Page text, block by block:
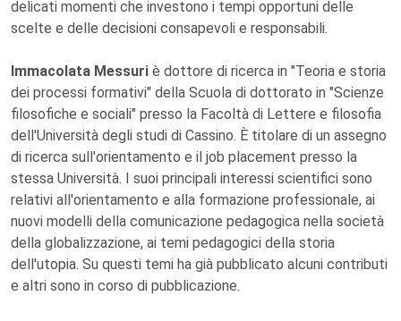
delicati momenti che investono i tempi opportuni delle
scelte e delle decisioni consapevoli e responsabili.
Immacolata Messuri è dottore di ricerca in "Teoria e storia
dei processi formativi" della Scuola di dottorato in "Scienze
filosofiche e sociali" presso la Facoltà di Lettere e filosofia
dell'Università degli studi di Cassino. È titolare di un assegno
di ricerca sull'orientamento e il job placement presso la
stessa Università. I suoi principali interessi scientifici sono
relativi all'orientamento e alla formazione professionale, ai
nuovi modelli della comunicazione pedagogica nella società
della globalizzazione, ai temi pedagogici della storia
dell'utopia. Su questi temi ha già pubblicato alcuni contributi
e altri sono in corso di pubblicazione.